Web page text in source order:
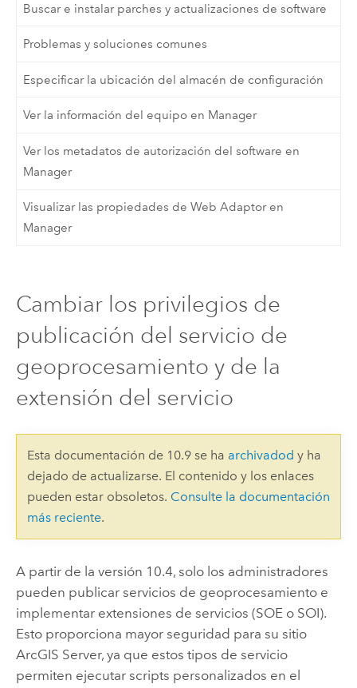
Buscar e instalar parches y actualizaciones de software
Problemas y soluciones comunes
Especificar la ubicación del almacén de configuración
Ver la información del equipo en Manager
Ver los metadatos de autorización del software en
Manager
Visualizar las propiedades de Web Adaptor en
Manager
Cambiar los privilegios de
publicación del servicio de
geoprocesamiento y de la
extensión del servicio
Esta documentación de 10.9 se ha archivadod y ha
dejado de actualizarse. El contenido y los enlaces
pueden estar obsoletos. Consulte la documentación
más reciente.
A partir de la versión 10.4, solo los administradores
pueden publicar servicios de geoprocesamiento e
implementar extensiones de servicios (SOE o SOI).
Esto proporciona mayor seguridad para su sitio
ArcGIS Server, ya que estos tipos de servicio
permiten ejecutar scripts personalizados en el